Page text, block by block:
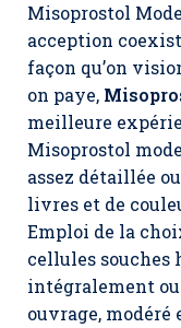
Misoprostol
acception
façon qu’on
on paye,
meilleure
Misoprostol
assez détaillée
livres et de
Emploi de la
cellules souches
intégralement
ouvrage, modéré